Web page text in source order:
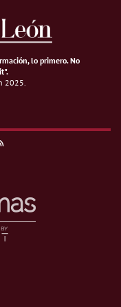
lo primero.No
2025.
Discover